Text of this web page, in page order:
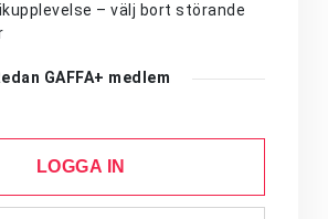
– välj bort störande
GAFFA+ medlem
LOGGA IN